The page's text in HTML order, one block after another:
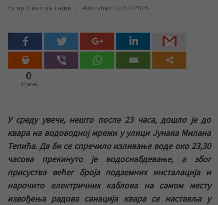
by мр Синиша Гајин Published 08/04/2026
0
Shares
У среду увече, нешто после 23 часа, дошло је до
квара на водоводној мрежи у улици Јунака Милана
Тепића. Да би се спречило изливање воде око 23,30
часова прекинуто је водоснабдевање, а због
присуства већег броја подземних инсталација и
нарочито електричних каблова на самом месту
извођења радова санација квара се наставља у